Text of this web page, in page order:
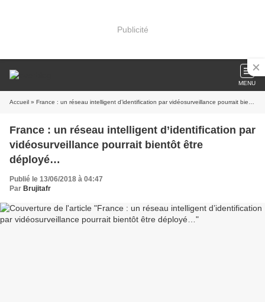
Publicité
MENU
Accueil » France : un réseau intelligent d’identification par vidéosurveillance pourrait bientôt être déployé…
France : un réseau intelligent d’identification par
vidéosurveillance pourrait bientôt être
déployé…
Publié le 13/06/2018 à 04:47
Par Brujitafr